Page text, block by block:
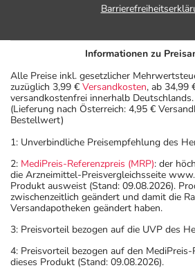
Lagerung vor Anbruch
Das Arzneimittel muss im Dunkeln
aufbewahrt werden.
Aufbewahrung nach Anbruch oder
Das Arzneimittel ist nach Anbruch/
einmaligen Anwendung vorgesehen.
verworfen werden!
Wichtige Hinweise
Was sollten Sie beachten?
- Vorsicht: Das Reaktionsvermögen
bestimmungsgemäßem Gebrauch
Achten Sie vor allem darauf, wenn
Informationen zu
Alle Preise inkl. gesetzlicher
zuzüglich 3,99 € Versandkosten, ab 34,99
versandkostenfrei innerhalb Deutschlands.
(Lieferung nach Österreich: 4,95 €
Bestellwert)
1: Unverbindliche Preisempfehlung des
2: MediPreis-Referenzpreis (MRP): der
die Arzneimittel-Preisvergleichsseite
Produkt ausweist (Stand: 09.08.2026).
zwischenzeitlich geändert und damit die
Versandapotheken geändert haben.
3: Preisvorteil bezogen auf die UVP des
4: Preisvorteil bezogen auf den
dieses Produkt (Stand: 09.08.2026).